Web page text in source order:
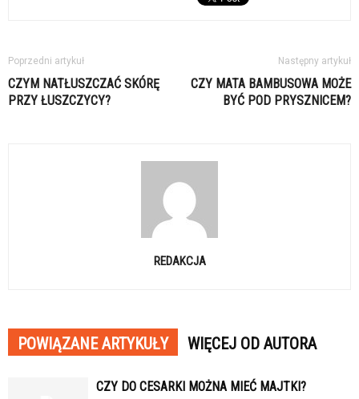
Poprzedni artykuł
CZYM NATŁUSZCZAĆ SKÓRĘ
PRZY ŁUSZCZYCY?
Następny artykuł
CZY MATA BAMBUSOWA MOŻE
BYĆ POD PRYSZNICEM?
REDAKCJA
POWIĄZANE ARTYKUŁY WIĘCEJ OD AUTORA
CZY DO CESARKI MOŻNA MIEĆ MAJTKI?